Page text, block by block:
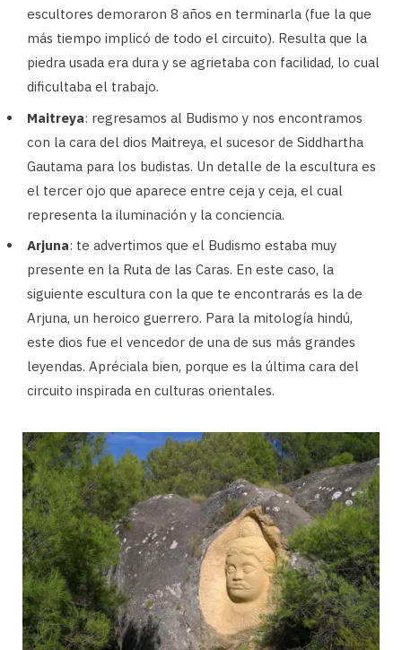
escultores demoraron 8 años en terminarla (fue la que
más tiempo implicó de todo el circuito). Resulta que la
piedra usada era dura y se agrietaba con facilidad, lo cual
dificultaba el trabajo.
Maitreya: regresamos al Budismo y nos encontramos
con la cara del dios Maitreya, el sucesor de Siddhartha
Gautama para los budistas. Un detalle de la escultura es
el tercer ojo que aparece entre ceja y ceja, el cual
representa la iluminación y la conciencia.
Arjuna: te advertimos que el Budismo estaba muy
presente en la Ruta de las Caras. En este caso, la
siguiente escultura con la que te encontrarás es la de
Arjuna, un heroico guerrero. Para la mitología hindú,
este dios fue el vencedor de una de sus más grandes
leyendas. Apréciala bien, porque es la última cara del
circuito inspirada en culturas orientales.